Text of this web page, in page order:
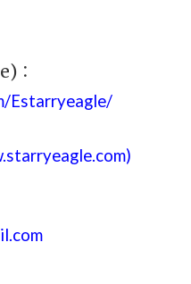
：
Estarryeagle/
starryeagle.com)